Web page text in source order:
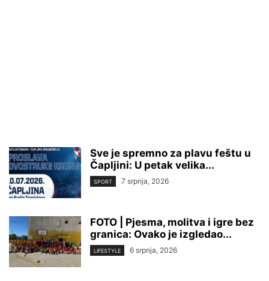
Sve je spremno za plavu feštu u
Čapljini: U petak velika...
SPORT 7 srpnja, 2026
FOTO | Pjesma, molitva i igre bez
granica: Ovako je izgledao...
LIFESTYLE 6 srpnja, 2026